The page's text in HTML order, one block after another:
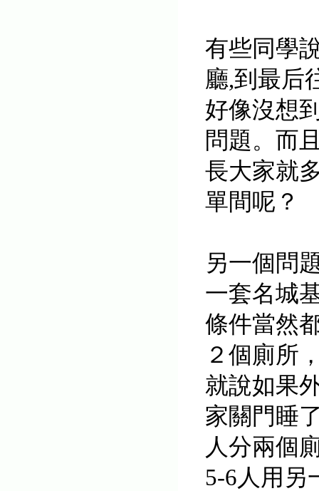
有些同學
廳,到最后
好像沒想
問題。而
長大家就
單間呢？
另一個問
一套名城
條件當然
２個廁所
就說如果
家關門睡
人分兩個
5-6人用另